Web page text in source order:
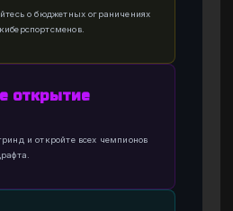
о бюджетных ограничениях
открытие
и откройте всех чемпионов